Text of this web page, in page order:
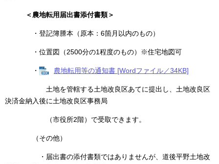
＜農地転用届出書添付書類＞
・登記簿謄本（原本：6箇月以内のもの）
・位置図（2500分の1程度のもの）※住宅地図可
・ 農地転用等の通知書 [Wordファイル／34KB]
土地を管轄する土地改良区あてに提出し、土地改良区
決済金納入後に土地改良区事務局
（市役所2階）で受取できます。
（その他）
・届出書の添付書類ではありませんが、道後平野土地改